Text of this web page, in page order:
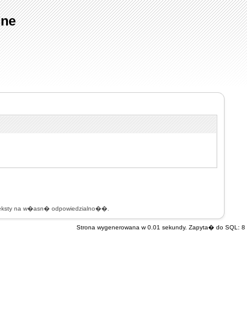
na w�asn� odpowiedzialno��.
Strona wygenerowana w 0.01 sekundy. Zapyta� do SQL: 8